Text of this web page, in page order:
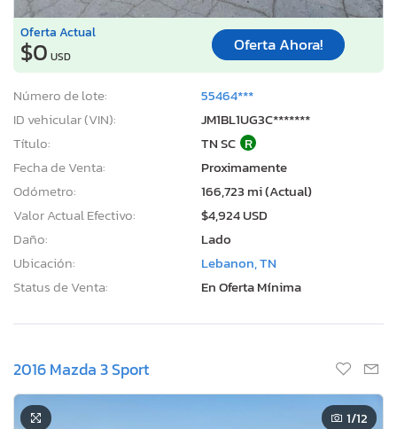
Oferta Actual
$0 USD
Oferta Ahora!
Número de lote:
55464***
ID vehicular (VIN):
JM1BL1UG3C*******
Título:
TN SC R
Fecha de Venta:
Proximamente
Odómetro:
166,723 mi (Actual)
Valor Actual Efectivo:
$4,924 USD
Daño:
Lado
Ubicación:
Lebanon, TN
Status de Venta:
En Oferta Mínima
2016 Mazda 3 Sport
1/12